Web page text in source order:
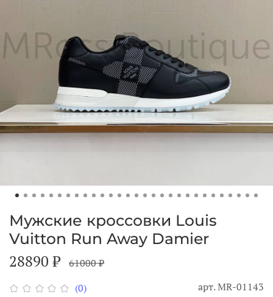
(0) арт.MR-01143
Мужские кроссовки Louis
Vuitton Run Away Damier
28890 ₽ 61000 ₽